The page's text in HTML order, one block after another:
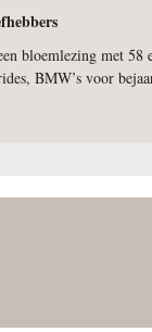
bloemlezing met
BMW’s voor